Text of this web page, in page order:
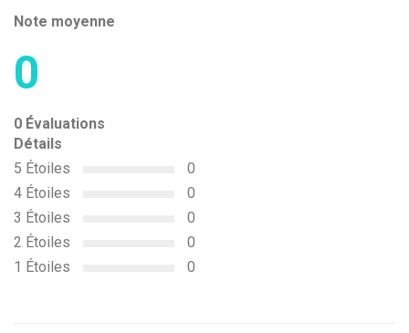
Note moyenne
0
0 Évaluations
Détails
5 Étoiles
0
4 Étoiles
0
3 Étoiles
0
2 Étoiles
0
1 Étoiles
0